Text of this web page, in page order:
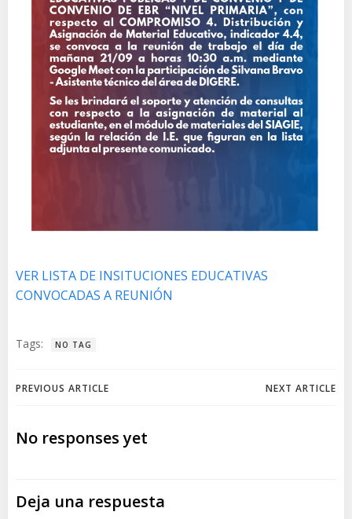
VER LISTA DE INSITUCIONES EDUCATIVAS
CONVOCADAS A REUNIÓN
Tags: NO TAG
Navegación
de
PREVIOUS ARTICLE
Navegación
NEXT ARTICLE
No responses yet
Deja una respuesta